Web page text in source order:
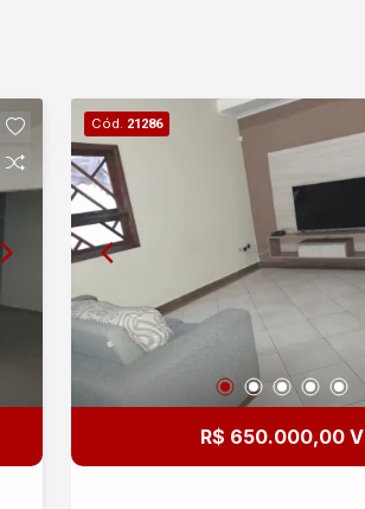
Cód. 21286
R$ 650.000,00 V